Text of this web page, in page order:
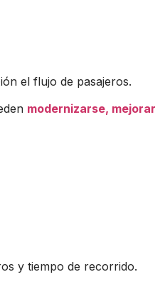
el flujo de pasajeros.
modernizarse, mejorar
y tiempo de recorrido.